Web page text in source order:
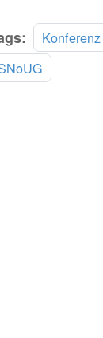
3
2
1
2022
3)
Businesslösung
2)
Management
1)
Workflow
Association
als Inklusion
Pandemie
Verwaltung
Konferenz